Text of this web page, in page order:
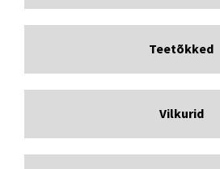
Teetõkked
Vilkurid